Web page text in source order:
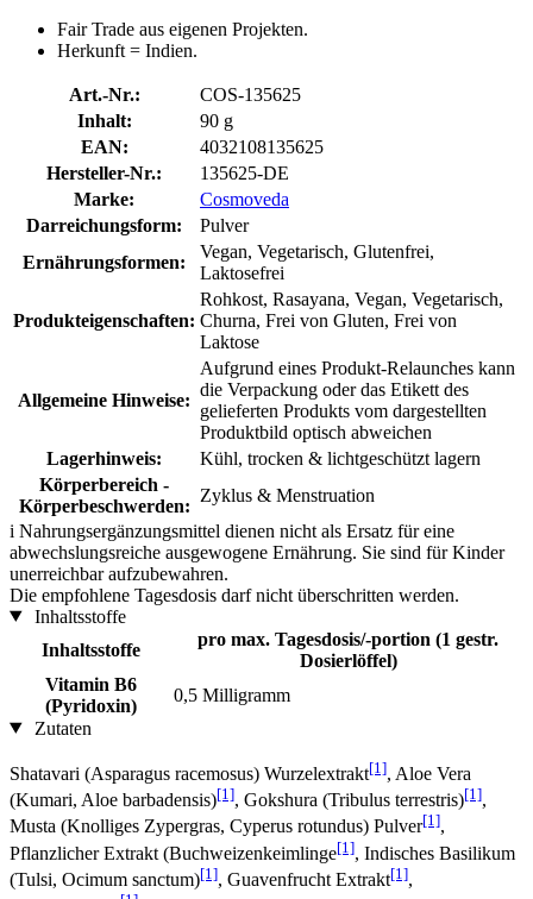
Fair Trade aus eigenen Projekten.
Herkunft = Indien.
Art.-Nr.:
COS-135625
Inhalt:
90 g
EAN:
4032108135625
Hersteller-Nr.:
135625-DE
Marke:
Cosmoveda
Darreichungsform:
Pulver
Ernährungsformen:
Vegan, Vegetarisch, Glutenfrei,
Laktosefrei
Produkteigenschaften:
Rohkost, Rasayana, Vegan, Vegetarisch,
Churna, Frei von Gluten, Frei von
Laktose
Allgemeine Hinweise:
Aufgrund eines Produkt-Relaunches kann
die Verpackung oder das Etikett des
gelieferten Produkts vom dargestellten
Produktbild optisch abweichen
Lagerhinweis:
Kühl, trocken & lichtgeschützt lagern
Körperbereich -
Körperbeschwerden:
Zyklus & Menstruation
i Nahrungsergänzungsmittel dienen nicht als Ersatz für eine
abwechslungsreiche ausgewogene Ernährung. Sie sind für Kinder
unerreichbar aufzubewahren.
Die empfohlene Tagesdosis darf nicht überschritten werden.
Inhaltsstoffe
Inhaltsstoffe
pro max. Tagesdosis/-portion (1 gestr.
Dosierlöffel)
Vitamin B6
(Pyridoxin)
0,5 Milligramm
Zutaten
Shatavari (Asparagus racemosus) Wurzelextrakt[1], Aloe Vera
(Kumari, Aloe barbadensis)[1], Gokshura (Tribulus terrestris)[1],
Musta (Knolliges Zypergras, Cyperus rotundus) Pulver[1],
Pflanzlicher Extrakt (Buchweizenkeimlinge[1], Indisches Basilikum
(Tulsi, Ocimum sanctum)[1], Guavenfrucht Extrakt[1],